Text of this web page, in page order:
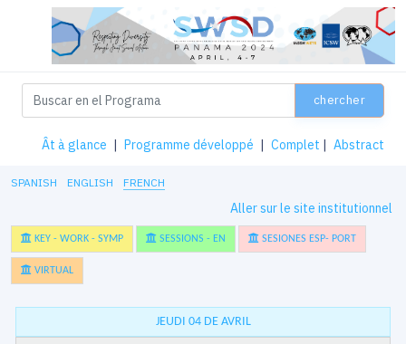
chercher
Ât à glance | Programme développé | Complet | Abstract
SPANISH ENGLISH FRENCH
Aller sur le site institutionnel
KEY - WORK - SYMP SESSIONS - EN SESIONES ESP- PORT
VIRTUAL
JEUDI 04 DE AVRIL